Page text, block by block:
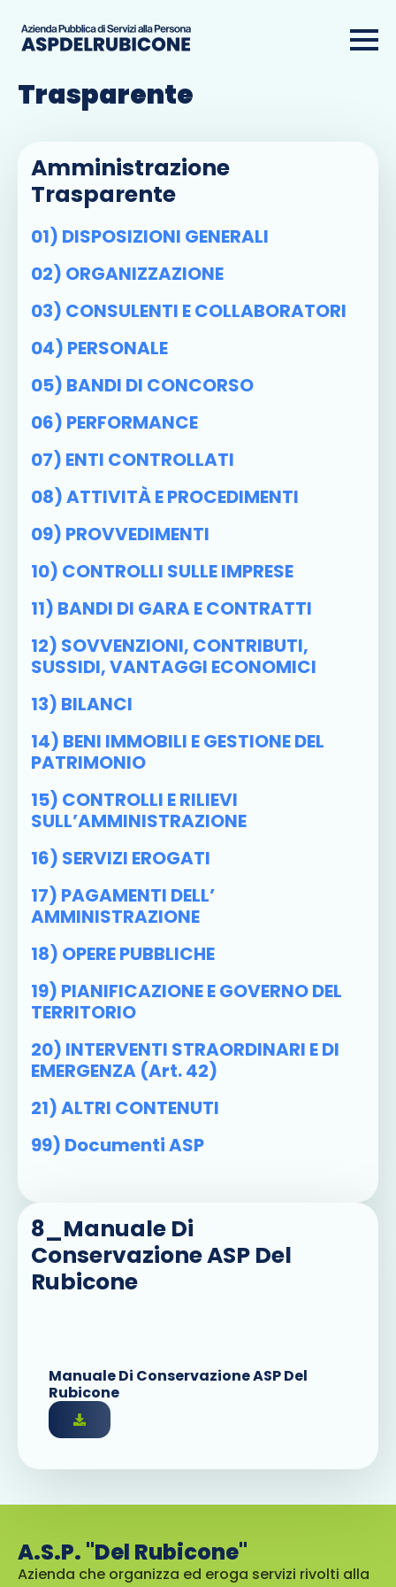
Amministrazione
Trasparente
Amministrazione
Trasparente
01) DISPOSIZIONI GENERALI
02) ORGANIZZAZIONE
03) CONSULENTI E COLLABORATORI
04) PERSONALE
05) BANDI DI CONCORSO
06) PERFORMANCE
07) ENTI CONTROLLATI
08) ATTIVITÀ E PROCEDIMENTI
09) PROVVEDIMENTI
10) CONTROLLI SULLE IMPRESE
11) BANDI DI GARA E CONTRATTI
12) SOVVENZIONI, CONTRIBUTI,
SUSSIDI, VANTAGGI ECONOMICI
13) BILANCI
14) BENI IMMOBILI E GESTIONE DEL
PATRIMONIO
15) CONTROLLI E RILIEVI
SULL’AMMINISTRAZIONE
16) SERVIZI EROGATI
17) PAGAMENTI DELL’
AMMINISTRAZIONE
18) OPERE PUBBLICHE
19) PIANIFICAZIONE E GOVERNO DEL
TERRITORIO
20) INTERVENTI STRAORDINARI E DI
EMERGENZA (art. 42)
21) ALTRI CONTENUTI
99) Documenti ASP
8_Manuale Di
Conservazione ASP Del
Rubicone
Manuale Di Conservazione ASP Del
Rubicone
A.S.P. "Del Rubicone"
Azienda che organizza ed eroga servizi rivolti alla